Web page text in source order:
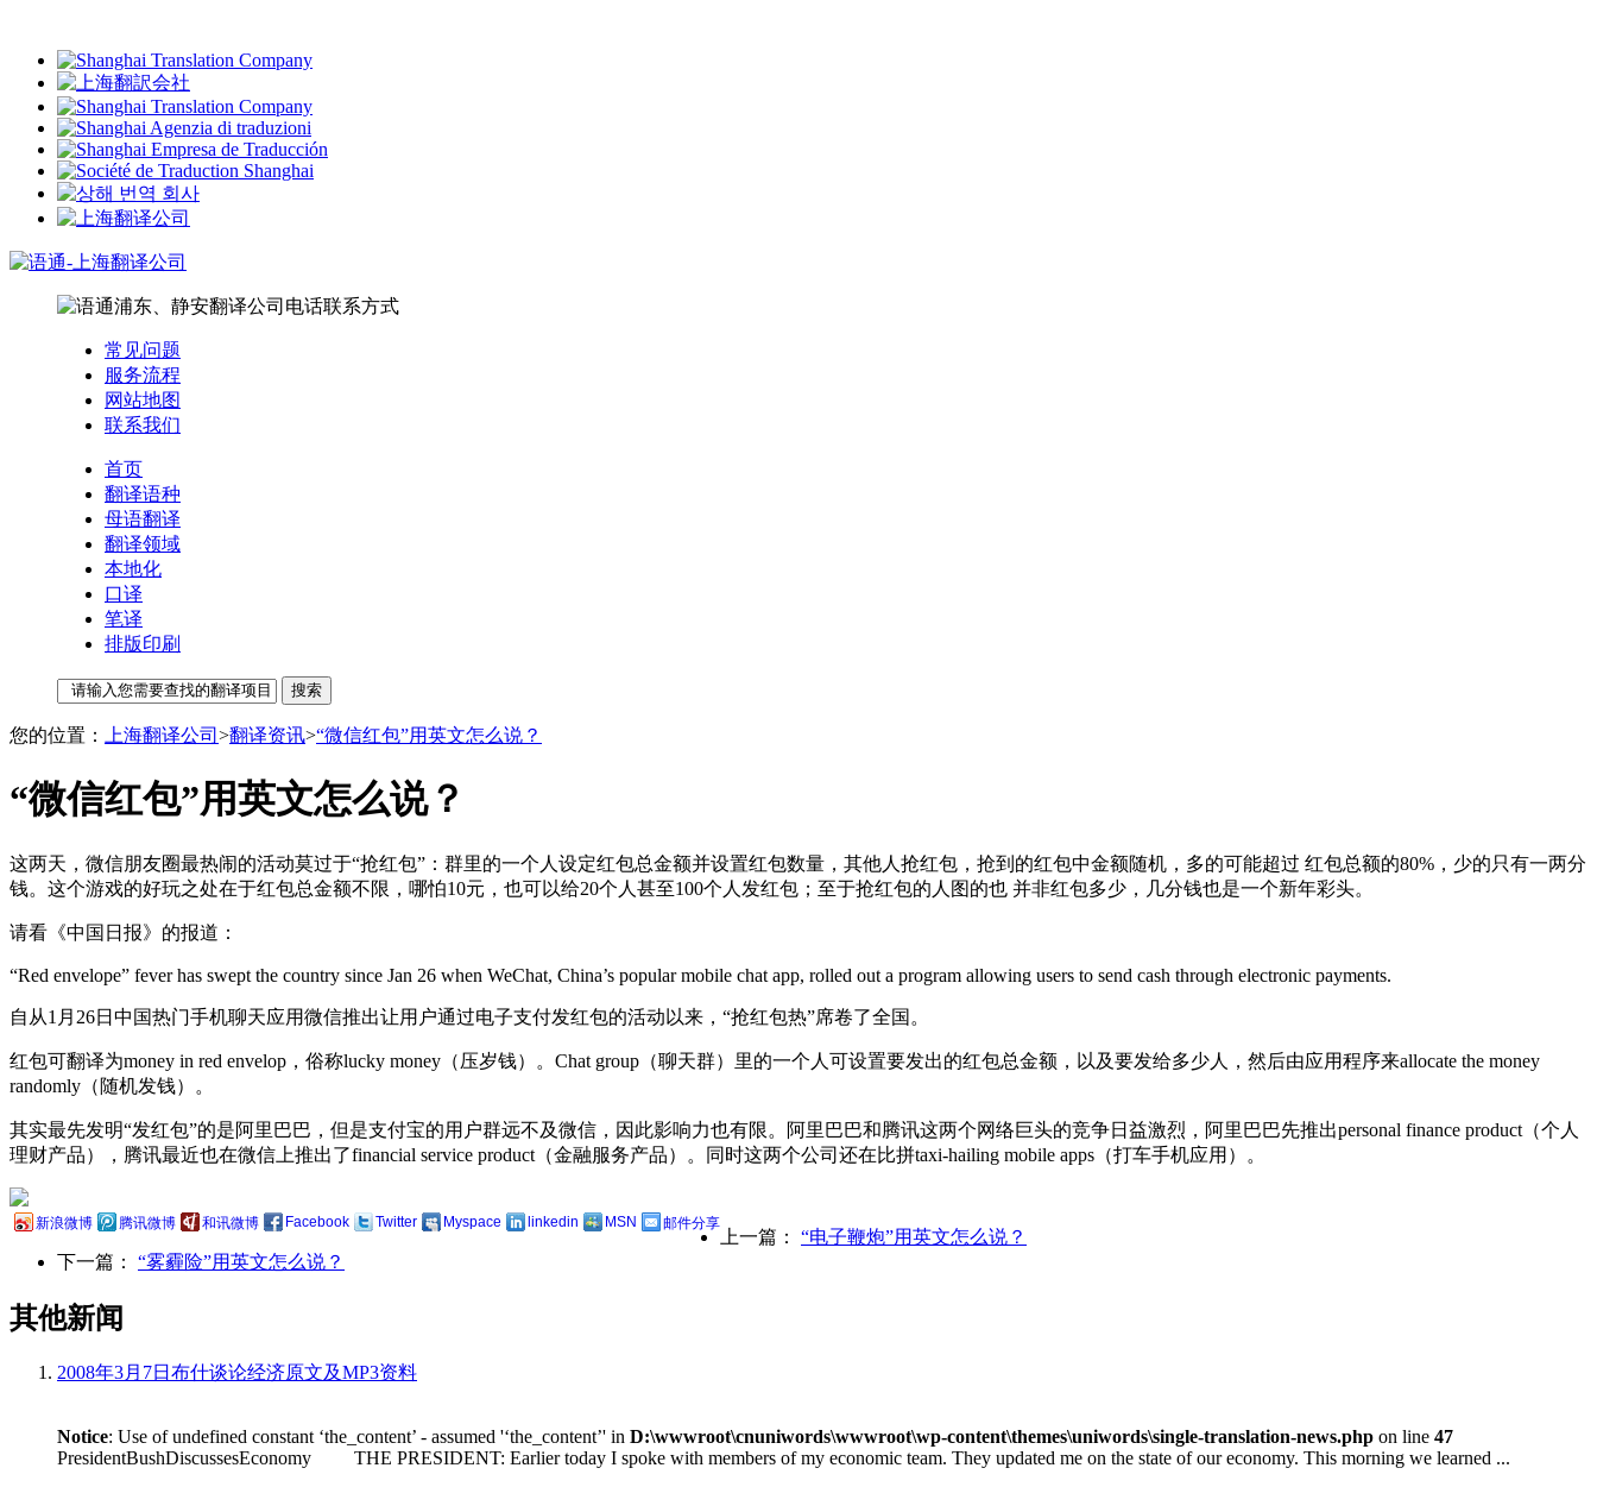
常见问题
服务流程
网站地图
联系我们
首页
翻译语种
母语翻译
翻译领域
本地化
口译
笔译
排版印刷
您的位置： 上海翻译公司 >翻译资讯>“微信红包”用英文怎么说？
“微信红包”用英文怎么说？
这两天，微信朋友圈最热闹的活动莫过于“抢红包”：群里的一个人设定红包总金额并设置红包数量，其他人抢红包，抢到的红包中金额随机，多的可能超过 红包总额的80%，少的只有一两分
钱。这个游戏的好玩之处在于红包总金额不限，哪怕10元，也可以给20个人甚至100个人发红包；至于抢红包的人图的也 并非红包多少，几分钱也是一个新年彩头。
请看《中国日报》的报道：
“Red envelope” fever has swept the country since Jan 26 when WeChat, China’s popular mobile chat app, rolled out a program allowing users to send cash through electronic payments.
自从1月26日中国热门手机聊天应用微信推出让用户通过电子支付发红包的活动以来，“抢红包热”席卷了全国。
红包可翻译为money in red envelop，俗称lucky money（压岁钱）。Chat group（聊天群）里的一个人可设置要发出的红包总金额，以及要发给多少人，然后由应用程序来allocate the money
randomly（随机发钱）。
其实最先发明“发红包”的是阿里巴巴，但是支付宝的用户群远不及微信，因此影响力也有限。阿里巴巴和腾讯这两个网络巨头的竞争日益激烈，阿里巴巴先推出personal finance product（个人
理财产品），腾讯最近也在微信上推出了financial service product（金融服务产品）。同时这两个公司还在比拼taxi-hailing mobile apps（打车手机应用）。
新浪微博 腾讯微博 和讯微博 Facebook Twitter Myspace linkedin MSN 邮件分享
上一篇： “电子鞭炮”用英文怎么说？
下一篇： “雾霾险”用英文怎么说？
其他新闻
2008年3月7日布什谈论经济原文及MP3资料
Notice: Use of undefined constant ‘the_content’ - assumed '‘the_content’' in D:\wwwroot\cnuniwords\wwwroot\wp-content\themes\uniwords\single-translation-news.php on line 47
PresidentBushDiscussesEconomy THE PRESIDENT: Earlier today I spoke with members of my economic team. They updated me on the state of our economy. This morning we learned ...